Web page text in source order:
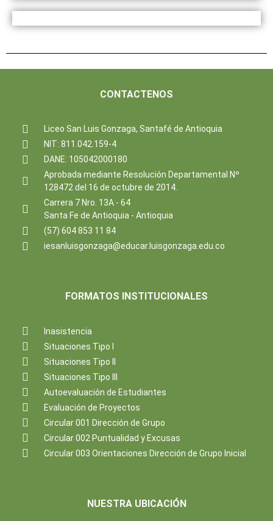
CONTACTENOS
Liceo San Luis Gonzaga, Santafé de Antioquia
NIT: 811.042.159-4
DANE: 105042000180
Aprobada mediante Resolución Departamental Nº
128472 del 16 de octubre de 2014.
Carrera 7 Nro. 13A - 64
Santa Fe de Antioquia - Antioquia
(57) 604 853 11 84
iesanluisgonzaga@educar.luisgonzaga.edu.co
FORMATOS INSTITUCIONALES
Inasistencia
Situaciones Tipo I
Situaciones Tipo II
Situaciones Tipo III
Autoevaluación de Estudiantes
Evaluación de Proyectos
Circular 001 Dirección de Grupo
Circular 002 Puntualidad y Excusas
Circular 003 Orientaciones Dirección de Grupo Inicial
NUESTRA UBICACIÓN